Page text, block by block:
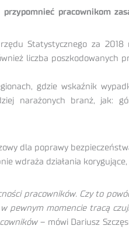
pracownikom
Statystycznego za
liczba poszkodowanych
gdzie wskaźnik
narażonych branż, jak:
dla poprawy
wdraża działania
pracowników. Czy to
pewnym momencie tracą
– mówi Dariusz